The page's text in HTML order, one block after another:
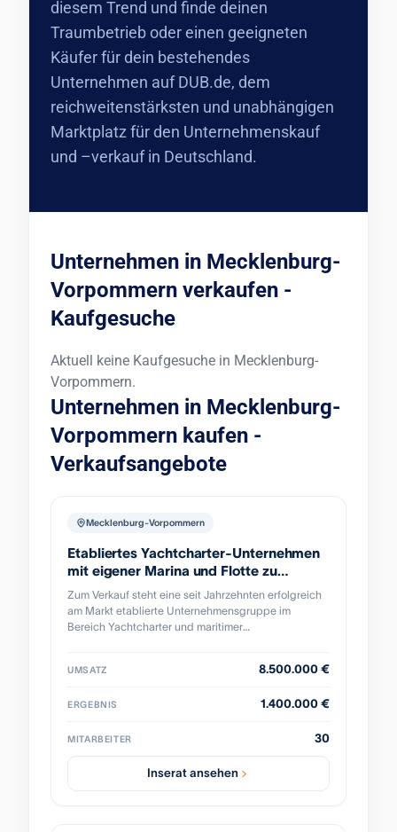
diesem Trend und finde deinen
Traumbetrieb oder einen geeigneten
Käufer für dein bestehendes
Unternehmen auf DUB.de, dem
reichweitenstärksten und unabhängigen
Marktplatz für den Unternehmenskauf
und –verkauf in Deutschland.
Unternehmen in Mecklenburg-
Vorpommern verkaufen -
Kaufgesuche
Aktuell keine Kaufgesuche in Mecklenburg-
Vorpommern.
Unternehmen in Mecklenburg-
Vorpommern kaufen -
Verkaufsangebote
Mecklenburg-Vorpommern
Etabliertes Yachtcharter-Unternehmen
mit eigener Marina und Flotte zu
verkaufen
Zum Verkauf steht eine seit Jahrzehnten erfolgreich
am Markt etablierte Unternehmensgruppe im
Bereich Yachtcharter und maritimer
gesamten Wertschöpfungskette und umfasst neben
Hausbooten auch ergänzende Angebote wie
Betrieb einer eigenen Marina inklusive Werkstatt und
Winterlager. Die Gruppe blickt auf eine jahrelange
Markterfahrung zurück und hat sich eine starke
regionale Marktposition aufgebaut. Besonders
UMSATZ 8.500.000 €
ERGEBNIS 1.400.000 €
MITARBEITER 30
Inserat ansehen